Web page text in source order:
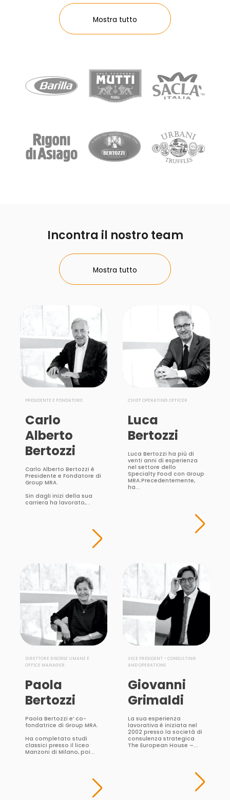
Mostra tutto
Incontra il nostro team
Mostra tutto
PRESIDENTE E FONDATORE
Carlo
Alberto
Bertozzi
Carlo Alberto Bertozzi è
Presidente e Fondatore di
Group MRA.
Sin dagli inizi della sua
carriera ha lavorato,...
CHIEF OPERATING OFFICER
Luca
Bertozzi
Luca Bertozzi ha più di
venti anni di esperienza
nel settore dello
Specialty Food con Group
MRA.Precedentemente,
ha...
DIRETTORE RISORSE UMANE E
OFFICE MANAGER
Paola
Bertozzi
Paola Bertozzi e’ co-
fondatrice di Group MRA.
Ha completato studi
classici presso il liceo
Manzoni di Milano, poi...
VICE PRESIDENT - CONSULTING
AND OPERATIONS
Giovanni
Grimaldi
La sua esperienza
lavorativa è iniziata nel
2002 presso la società di
consulenza strategica
The European House –...